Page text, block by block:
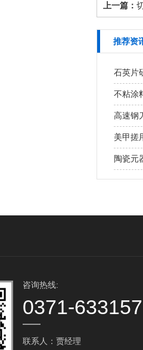
上一篇：
推荐资
石英片
不粘涂
高速钢
美甲搓
陶瓷元
咨询热线:
0371-
联系人：贾经理